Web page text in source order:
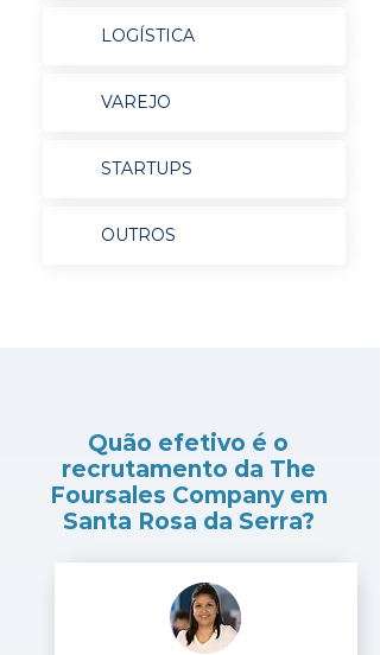
LOGÍSTICA
VAREJO
STARTUPS
OUTROS
Quão efetivo é o
recrutamento da The
Foursales Company em
Santa Rosa da Serra?